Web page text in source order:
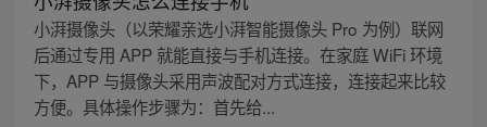
小湃摄像头（以荣耀亲选小湃智能摄像头 Pro 为例）联网
后通过专用 APP 就能直接与手机连接。在家庭 WiFi 环境
下，APP 与摄像头采用声波配对方式连接，连接起来比较
方便。具体操作步骤为：首先给...